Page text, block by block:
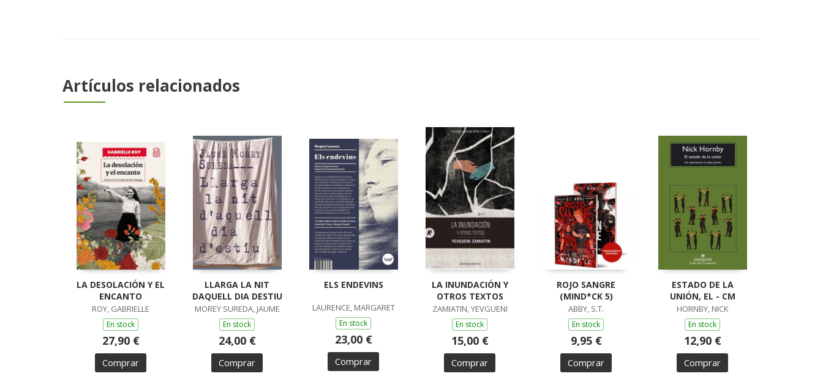
Artículos relacionados
LA DESOLACIÓN Y EL
ENCANTO
ROY, GABRIELLE
En stock
27,90 €
Comprar
LLARGA LA NIT
DAQUELL DIA DESTIU
MOREY SUREDA, JAUME
En stock
24,00 €
Comprar
ELS ENDEVINS
LAURENCE, MARGARET
En stock
23,00 €
Comprar
LA INUNDACIÓN Y
OTROS TEXTOS
ZAMIATIN, YEVGUENI
En stock
15,00 €
Comprar
ROJO SANGRE
(MIND*CK 5)
ABBY, S.T.
En stock
9,95 €
Comprar
ESTADO DE LA
UNIÓN, EL - CM
HORNBY, NICK
En stock
12,90 €
Comprar